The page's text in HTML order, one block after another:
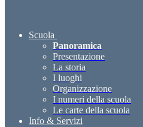
Scuola
Panoramica
Presentazione
La storia
I luoghi
Organizzazione
I numeri della scuola
Le carte della scuola
Info & Servizi